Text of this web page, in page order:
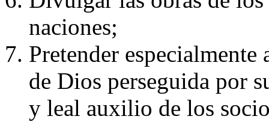
naciones;
Pretender
de Dios perseguida por
y leal auxilio de los